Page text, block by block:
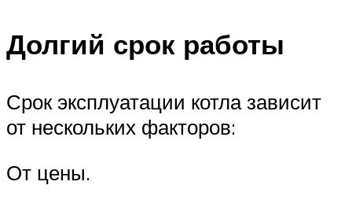
Долгий срок работы
Срок эксплуатации котла зависит
от нескольких факторов:
От цены.